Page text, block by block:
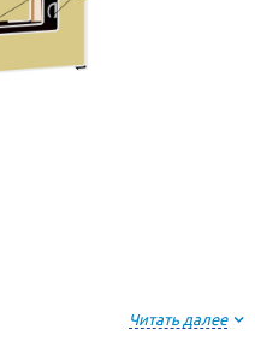
Читать далее